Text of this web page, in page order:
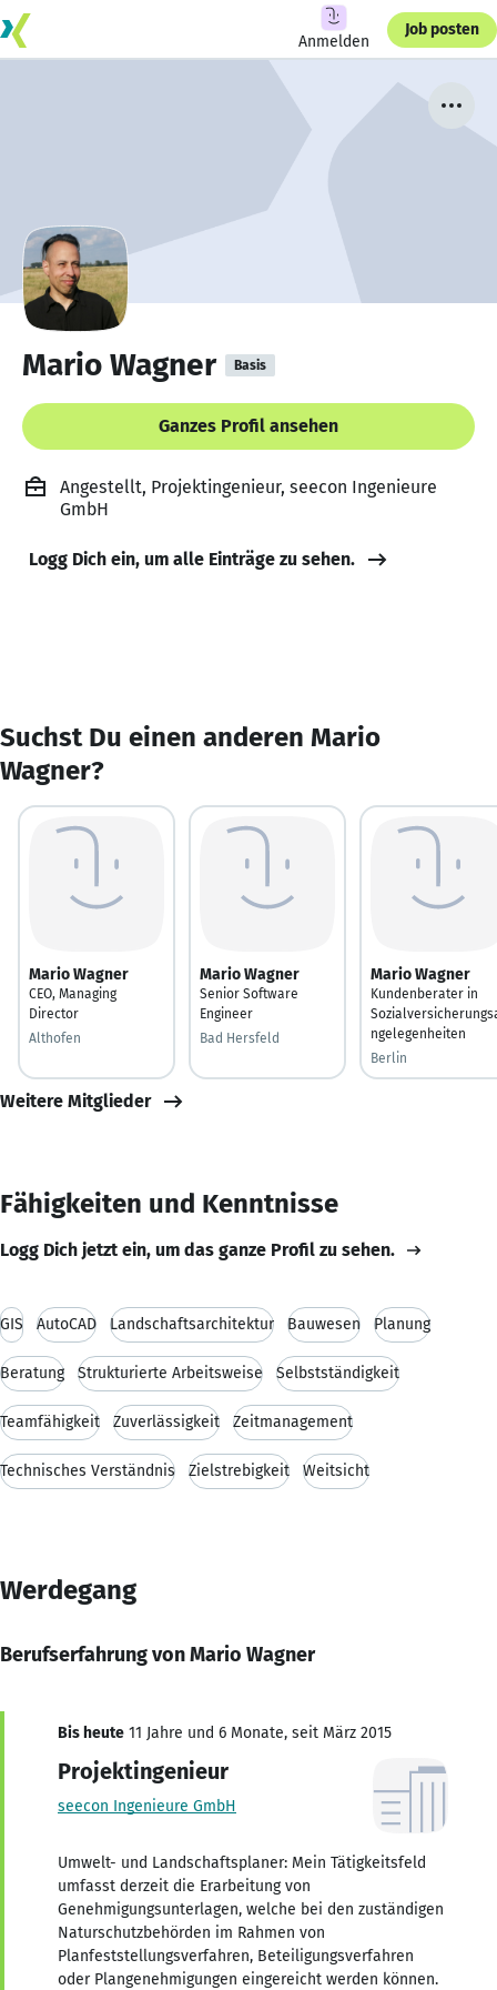
Anmelden
Job posten
Mario Wagner Basis
Ganzes Profil ansehen
Angestellt, Projektingenieur, seecon Ingenieure
GmbH
Logg Dich ein, um alle Einträge zu sehen.
Suchst Du einen anderen Mario
Wagner?
Mario Wagner
CEO, Managing
Director
Althofen
Mario Wagner
Senior Software
Engineer
Bad Hersfeld
Mario Wagner
Kundenberater in
ngelegenheiten
Berlin
Weitere Mitglieder
Fähigkeiten und Kenntnisse
Logg Dich jetzt ein, um das ganze Profil zu sehen.
GIS AutoCAD Landschaftsarchitektur Bauwesen Planung
Beratung Strukturierte Arbeitsweise Selbstständigkeit
Teamfähigkeit Zuverlässigkeit Zeitmanagement
Technisches Verständnis Zielstrebigkeit Weitsicht
Werdegang
Berufserfahrung von Mario Wagner
Bis heute 11 Jahre und 6 Monate, seit März 2015
Projektingenieur
seecon Ingenieure GmbH
Umwelt- und Landschaftsplaner: Mein Tätigkeitsfeld
umfasst derzeit die Erarbeitung von
Genehmigungsunterlagen, welche bei den zuständigen
Naturschutzbehörden im Rahmen von
Planfeststellungsverfahren, Beteiligungsverfahren
oder Plangenehmigungen eingereicht werden können.